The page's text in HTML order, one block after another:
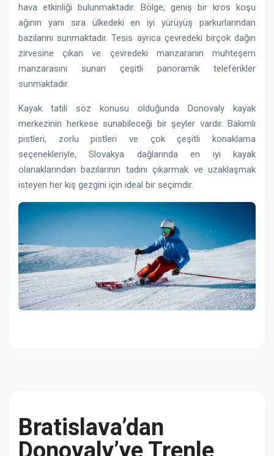
hava etkinliği bulunmaktadır. Bölge, geniş bir kros koşu
ağının yanı sıra ülkedeki en iyi yürüyüş parkurlarından
bazılarını sunmaktadır. Tesis ayrıca çevredeki birçok dağın
zirvesine çıkan ve çevredeki manzaranın muhteşem
manzarasını sunan çeşitli panoramik teleferikler
sunmaktadır.
Kayak tatili söz konusu olduğunda Donovaly kayak
merkezinin herkese sunabileceği bir şeyler vardır. Bakımlı
pistleri, zorlu pistleri ve çok çeşitli konaklama
seçenekleriyle, Slovakya dağlarında en iyi kayak
olanaklarından bazılarının tadını çıkarmak ve uzaklaşmak
isteyen her kış gezgini için ideal bir seçimdir.
Bratislava’dan